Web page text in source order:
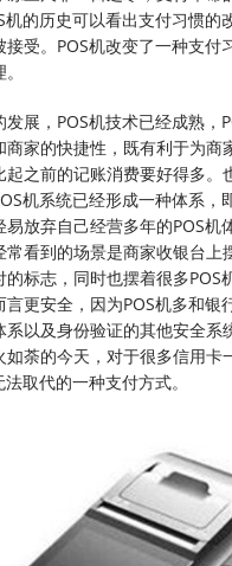
机的历史可以看出支付习惯的
受。POS机改变了一种支付
展，POS机技术已经成熟，
家的快捷性，既有利于为商
之前的记账消费要好得多。
机系统已经形成一种体系，
放弃自己经营多年的POS机
常看到的场景是商家收银台上
标志，同时也摆着很多POS
更安全，因为POS机多和银
以及身份验证的其他安全系
如荼的今天，对于很多信用卡
取代的一种支付方式。